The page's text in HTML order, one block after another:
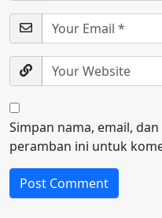
Simpan nama, email,
peramban ini untuk